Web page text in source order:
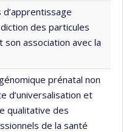
des particules
association avec la
prénatal non
d’universalisation et
qualitative des
de la santé